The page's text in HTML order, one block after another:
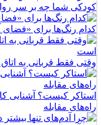
کودکی شما چه بر سر
کدام رنگ‌ها برای
وقتی فقط قربانی به
استاکر کیست؟ آشنایی
راه‌های مقابله